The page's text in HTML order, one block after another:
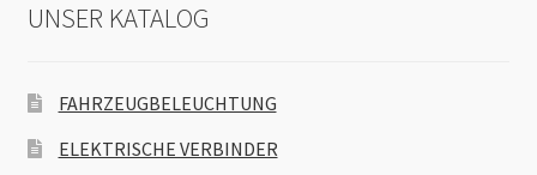
UNSER KATALOG
FAHRZEUGBELEUCHTUNG
ELEKTRISCHE VERBINDER